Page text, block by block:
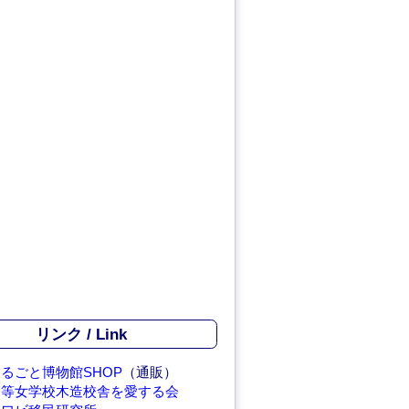
リンク / Link
ごと博物館SHOP（通販）
女学校木造校舎を愛する会